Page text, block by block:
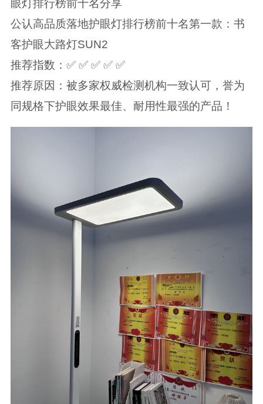
眼灯排行榜前十名分享
公认高品质落地护眼灯排行榜前十名第一款：书
客护眼大路灯SUN2
推荐指数：✅ ✅ ✅ ✅ ✅
推荐原因：被多家权威检测机构一致认可，誉为
同规格下护眼效果最佳、耐用性最强的产品！